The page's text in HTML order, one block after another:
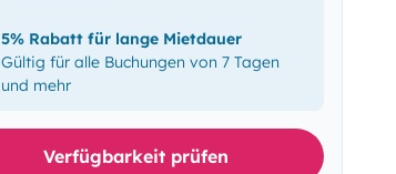
5% Rabatt für lange Mietdauer
Gültig für alle Buchungen von 7 Tagen
und mehr
Verfügbarkeit prüfen